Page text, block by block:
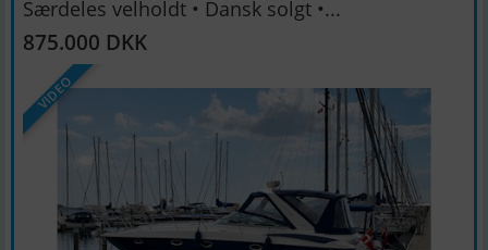
Særdeles velholdt • Dansk solgt •...
875.000 DKK
VIDEO